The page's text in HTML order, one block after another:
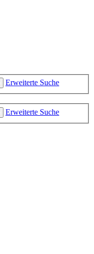
Erweiterte Suche
Erweiterte Suche